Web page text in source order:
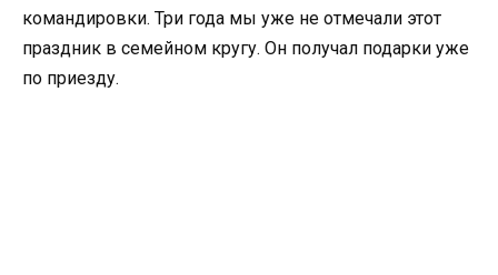
командировки. Три года мы уже не отмечали этот
праздник в семейном кругу. Он получал подарки уже
по приезду.